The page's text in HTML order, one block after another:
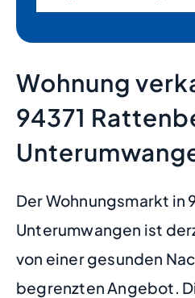
Wohnung
94371
Der Wohnungsmarkt in
Unterumwangen ist
von einer gesunden
begrenzten Angebot.